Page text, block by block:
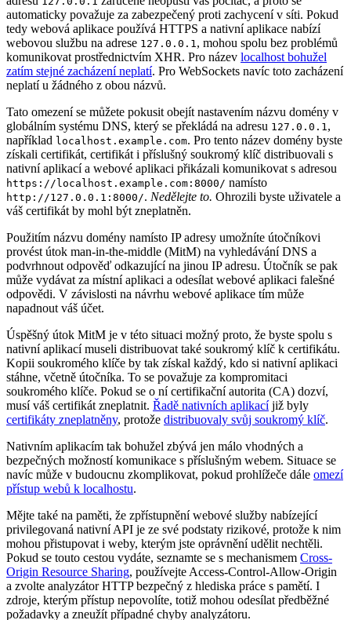
automaticky považuje za zabezpečený proti zachycení v síti. Pokud
tedy webová aplikace používá HTTPS a nativní aplikace nabízí
webovou službu na adrese 127.0.0.1 , mohou spolu bez problémů
komunikovat prostřednictvím XHR. Pro název localhost bohužel
zatím stejné zacházení neplatí. Pro WebSockets navíc toto zacházení
neplatí u žádného z obou názvů.
Tato omezení se můžete pokusit obejít nastavením názvu domény v
globálním systému DNS, který se překládá na adresu 127.0.0.1 ,
například localhost.example.com. Pro tento název domény byste
získali certifikát, certifikát i příslušný soukromý klíč distribuovali s
nativní aplikací a webové aplikaci přikázali komunikovat s adresou
https://localhost.example.com:8000/ namísto
http://127.0.0.1:8000/. Nedělejte to. Ohrozili byste uživatele a
váš certifikát by mohl být zneplatněn.
Použitím názvu domény namísto IP adresy umožníte útočníkovi
provést útok man-in-the-middle (MitM) na vyhledávání DNS a
podvrhnout odpověď odkazující na jinou IP adresu. Útočník se pak
může vydávat za místní aplikaci a odesílat webové aplikaci falešné
odpovědi. V závislosti na návrhu webové aplikace tím může
napadnout váš účet.
Úspěšný útok MitM je v této situaci možný proto, že byste spolu s
nativní aplikací museli distribuovat také soukromý klíč k certifikátu.
Kopii soukromého klíče by tak získal každý, kdo si nativní aplikaci
stáhne, včetně útočníka. To se považuje za kompromitaci
soukromého klíče. Pokud se o ní certifikační autorita (CA) dozví,
musí váš certifikát zneplatnit. Řadě nativních aplikacíjiž byly
certifikáty zneplatněny, protože distribuovaly svůj soukromý klíč.
Nativním aplikacím tak bohužel zbývá jen málo vhodných a
bezpečných možností komunikace s příslušným webem. Situace se
navíc může v budoucnu zkomplikovat, pokud prohlížeče dále omezí
přístup webů k localhostu.
Mějte také na paměti, že zpřístupnění webové služby nabízející
privilegovaná nativní API je ze své podstaty rizikové, protože k nim
mohou přistupovat i weby, kterým jste oprávnění udělit nechtěli.
Pokud se touto cestou vydáte, seznamte se s mechanismem Cross-
Origin Resource Sharing, používejte Access-Control-Allow-Origin
a zvolte analyzátor HTTP bezpečný z hlediska práce s pamětí. I
zdroje, kterým přístup nepovolíte, totiž mohou odesílat předběžné
požadavky a zneužít případné chyby analyzátoru.